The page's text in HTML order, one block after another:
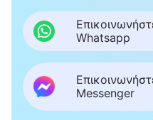
Whatsapp
Messenger